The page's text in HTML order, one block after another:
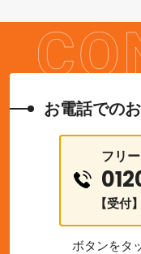
お電話での
フリ
【受付
ボタンをタ